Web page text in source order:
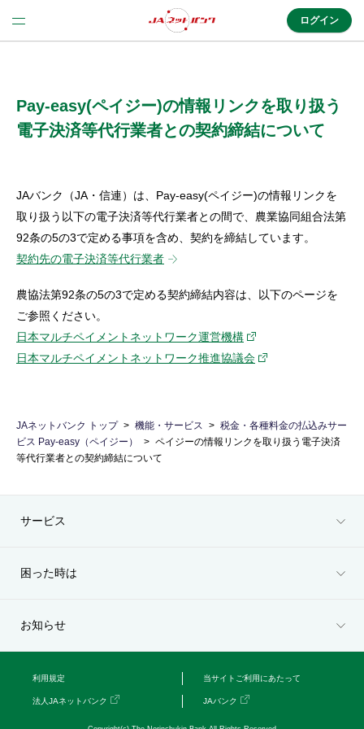
(法人JAネットバンク)
JAネットバンクトップ
機能・サービス
使い方
ログイン
Pay-easy(ペイジー)の情報リンクを取り扱う
電子決済等代行業者との契約締結について
JAバンク（JA・信連）は、Pay-easy(ペイジー)の情報リンクを
取り扱う以下の電子決済等代行業者との間で、農業協同組合法第
92条の5の3で定める事項を含め、契約を締結しています。
契約先の電子決済等代行業者
農協法第92条の5の3で定める契約締結内容は、以下のページを
ご参照ください。
日本マルチペイメントネットワーク運営機構
日本マルチペイメントネットワーク推進協議会
JAネットバンク トップ 機能・サービス
税金・各種料金の払込みサー
ビス Pay-easy（ペイジー）
ペイジーの情報リンクを取り扱う電子決済
等代行業者との契約締結について
サービス
困った時は
お知らせ
利用規定 当サイトご利用にあたって
法人JAネットバンク JAバンク